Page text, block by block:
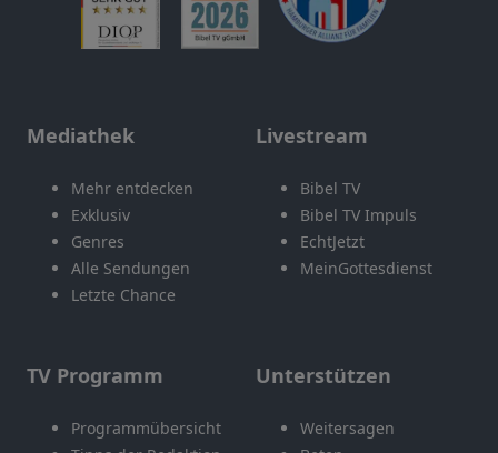
Mediathek
Mehr entdecken
Exklusiv
Genres
Alle Sendungen
Letzte Chance
Livestream
Bibel TV
Bibel TV Impuls
EchtJetzt
MeinGottesdienst
TV Programm
Programmübersicht
Unterstützen
Weitersagen